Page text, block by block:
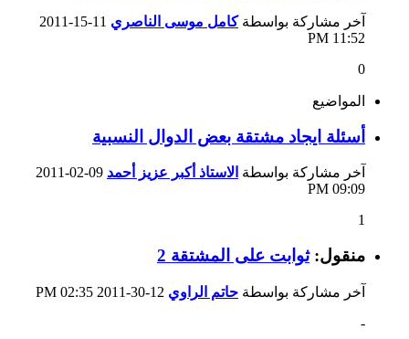
آخر مشاركة بواسطةكامل موسى الناصري
11:52 PM
0
المواضيع
أسئلة ايجاد مشتقة بعض الدوال النسبية
آخر مشاركة بواسطة الاستاذ أكبر عزيز أحمد
09:09 PM
1
منقول:ثوابت على المشتقة 2
آخر مشاركة بواسطة حاتم الراوي
02:35 PM
-